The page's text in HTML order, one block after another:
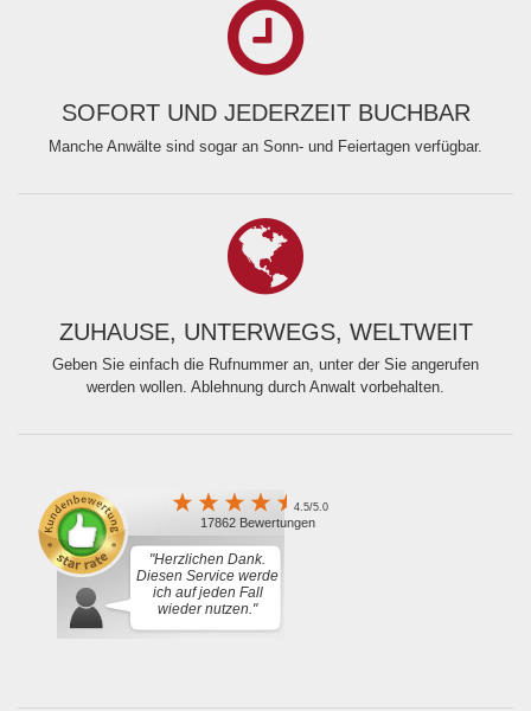
SOFORT UND JEDERZEIT BUCHBAR
Manche Anwälte sind sogar an Sonn- und Feiertagen verfügbar.
ZUHAUSE, UNTERWEGS, WELTWEIT
Geben Sie einfach die Rufnummer an, unter der Sie angerufen
werden wollen. Ablehnung durch Anwalt vorbehalten.
4.5/5.0
17862 Bewertungen
"Herzlichen Dank.
Diesen Service werde
ich auf jeden Fall
wieder nutzen."